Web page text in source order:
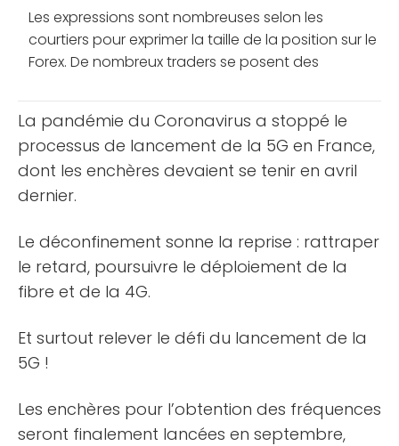
Les expressions sont nombreuses selon les
courtiers pour exprimer la taille de la position sur le
Forex. De nombreux traders se posent des
La pandémie du Coronavirus a stoppé le
processus de lancement de la 5G en France,
dont les enchères devaient se tenir en avril
dernier.
Le déconfinement sonne la reprise : rattraper
le retard, poursuivre le déploiement de la
fibre et de la 4G.
Et surtout relever le défi du lancement de la
5G !
Les enchères pour l’obtention des fréquences
seront finalement lancées en septembre,